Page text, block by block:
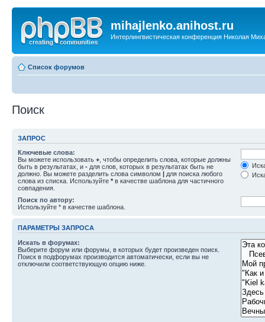
mihajlenko.anihost.ru
Интерлингвистическая конференция Николая
Список форумов
Поиск
ЗАПРОС
Ключевые слова:
Вы можете использовать + , чтобы определить слова, которые должны
быть в результатах, и - для слов, которых в результатах быть не
должно. Вы можете разделить слова символом | для поиска любого
слова из списка. Используйте * в качестве шаблона для частичного
совпадения.
Поиск по автору:
Используйте * в качестве шаблона.
ПАРАМЕТРЫ ЗАПРОСА
Искать в форумах:
Выберите форум или форумы, в которых будет произведен поиск.
Поиск в подфорумах производится автоматически, если вы не
отключили соответствующую опцию ниже.